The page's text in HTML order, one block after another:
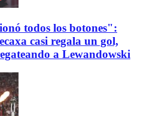
todos los botones":
casi regala un gol,
a Lewandowski